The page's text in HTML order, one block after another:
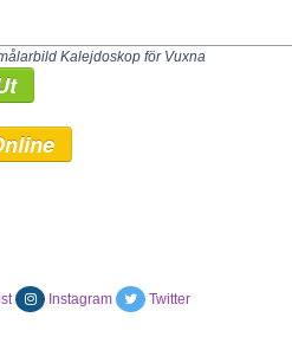
Kalejdoskop för Vuxna
Instagram Twitter